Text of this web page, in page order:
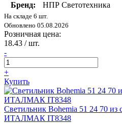
Бренд:
НПР Светотехника
На складе 6 шт.
Обновлено 05.08.2026
Розничная цена:
18.43 / шт.
-
+
Купить
Светильник Bohemia 51 24 70 из
ИТАЛМАК IT8348